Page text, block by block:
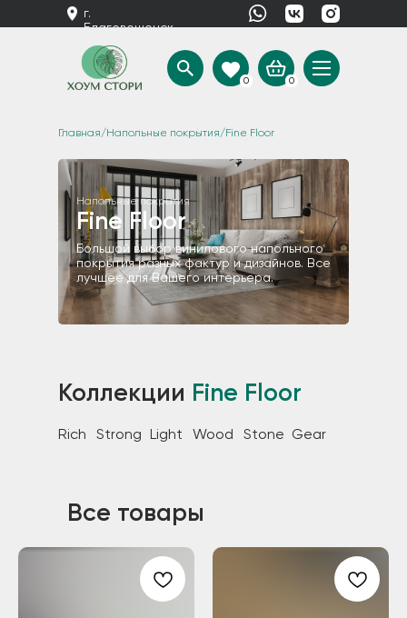
г.
Благовещенск
0
0
Главная/Напольные покрытия/Fine Floor
Напольные покрытия
Fine Floor
Большой выбор винилового напольного
покрытия разных фактур и дизайнов. Все
лучшее для Вашего интерьера.
Коллекции Fine Floor
Rich Strong Light Wood Stone Gear
Все товары